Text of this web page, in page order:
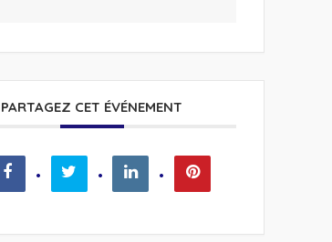
PARTAGEZ CET ÉVÉNEMENT